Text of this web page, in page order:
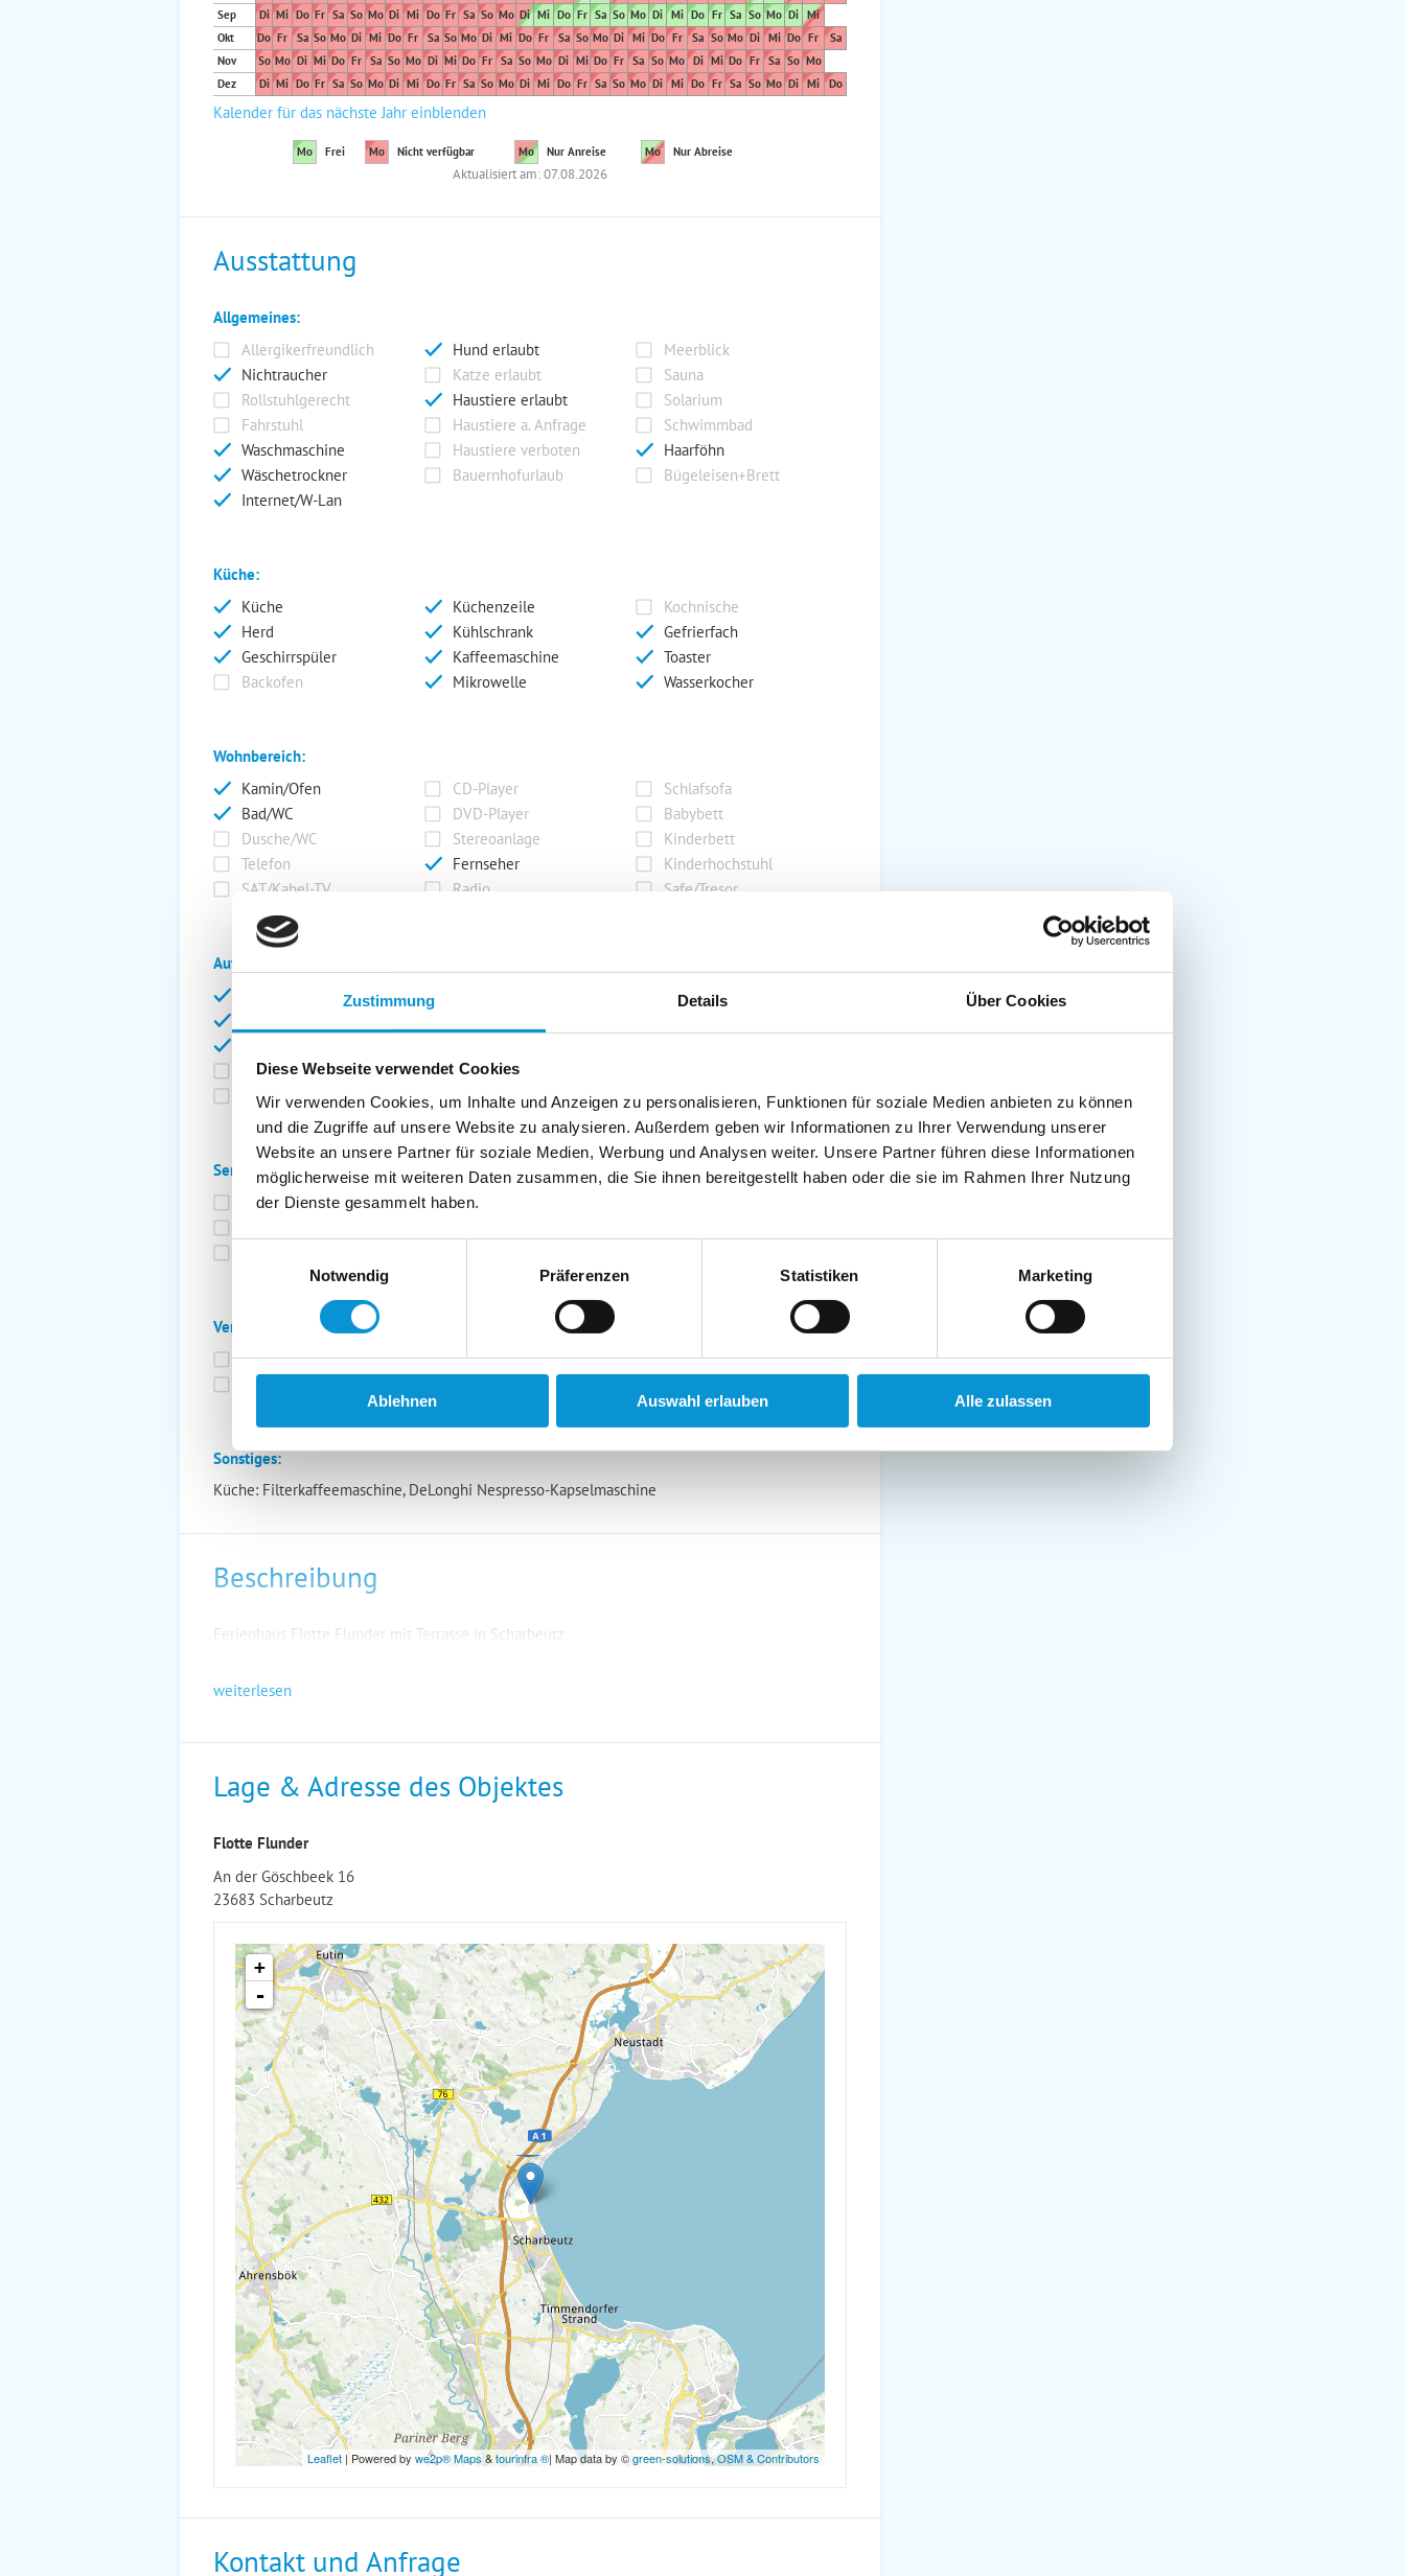
Zustimmung Details Über Cookies
Diese Webseite verwendet Cookies
Wir verwenden Cookies, um Inhalte und Anzeigen zu personalisieren, Funktionen für soziale Medien anbieten zu können
und die Zugriffe auf unsere Website zu analysieren. Außerdem geben wir Informationen zu Ihrer Verwendung unserer
Website an unsere Partner für soziale Medien, Werbung und Analysen weiter. Unsere Partner führen diese Informationen
möglicherweise mit weiteren Daten zusammen, die Sie ihnen bereitgestellt haben oder die sie im Rahmen Ihrer Nutzung
der Dienste gesammelt haben.
Notwendig
Präferenzen Statistiken Marketing
Ablehnen Auswahl erlauben Alle zulassen
Sep
Di Mi Do Fr Sa So Mo Di Mi Do Fr Sa So Mo Di Mi Do Fr Sa So Mo Di Mi Do Fr Sa So Mo Di Mi
Okt
Do Fr Sa So Mo Di Mi Do Fr Sa So Mo Di Mi Do Fr Sa So Mo Di Mi Do Fr Sa So Mo Di Mi Do Fr
Sa
Nov
So Mo Di Mi Do Fr Sa So Mo Di Mi Do Fr Sa So Mo Di Mi Do Fr Sa So Mo Di Mi Do Fr Sa So Mo
Dez
Di Mi Do Fr Sa So Mo Di Mi Do Fr Sa So Mo Di Mi Do Fr Sa So Mo Di Mi Do Fr Sa So Mo Di Mi Do
Kalender für das nächste Jahr einblenden
Mo Frei Mo Nicht verfügbar Mo Nur Anreise Mo Nur Abreise
Aktualisiert am: 07.08.2026
Ausstattung
Allgemeines:
Allergikerfreundlich
Hund erlaubt
Meerblick
Nichtraucher
Katze erlaubt
Sauna
Rollstuhlgerecht
Haustiere erlaubt
Solarium
Fahrstuhl
Haustiere a. Anfrage
Schwimmbad
Waschmaschine
Haustiere verboten
Haarföhn
Wäschetrockner
Bauernhofurlaub
Bügeleisen+Brett
Internet/W-Lan
Küche:
Küche
Küchenzeile
Kochnische
Herd
Kühlschrank
Gefrierfach
Geschirrspüler
Kaffeemaschine
Toaster
Backofen
Mikrowelle Wasserkocher
Wohnbereich:
Kamin/Ofen
CD-Player
Schlafsofa
Bad/WC
DVD-Player
Babybett
Dusche/WC
Stereoanlage
Kinderbett
Telefon
Fernseher
Kinderhochstuhl
SAT/Kabel-TV
Radio Safe/Tresor
Außenanlage:
Garten/Liegewiese
Grill
Terrasse
Kinderspielplatz
Balkon
Abstellraum
Service:
Bettwäsche inkl.
Geschirrtücher inkl.
Verpflegung:
Brötchenservice
Frühstück möglich
Halbpension möglich
Vollpension möglich
Sonstiges:
Küche: Filterkaffeemaschine, DeLonghi Nespresso-Kapselmaschine
Beschreibung
Ferienhaus Flotte Flunder mit Terrasse in Scharbeutz
weiterlesen
Lage & Adresse des Objektes
Flotte Flunder
An der Göschbeek 16
23683 Scharbeutz
+
-
Leaflet | Powered by we2p® Maps&tourinfra ®| Map data by ©green-solutions,OSM & Contributors
Kontakt und Anfrage